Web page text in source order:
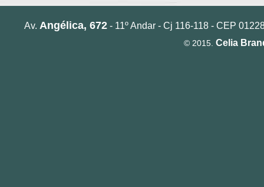
Av. Angélica, 672- 11º Andar - Cj 116-118 - CEP
© 2015. Celia